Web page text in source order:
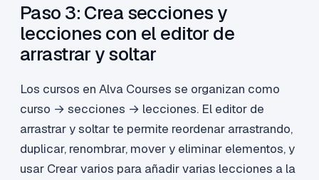
Paso 3: Crea secciones y
lecciones con el editor de
arrastrar y soltar
Los cursos en Alva Courses se organizan como
curso → secciones → lecciones. El editor de
arrastrar y soltar te permite reordenar arrastrando,
duplicar, renombrar, mover y eliminar elementos, y
usar Crear varios para añadir varias lecciones a la